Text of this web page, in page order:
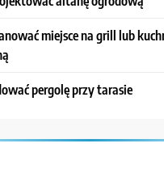
miejsce na grill lub
pergolę przy tarasie